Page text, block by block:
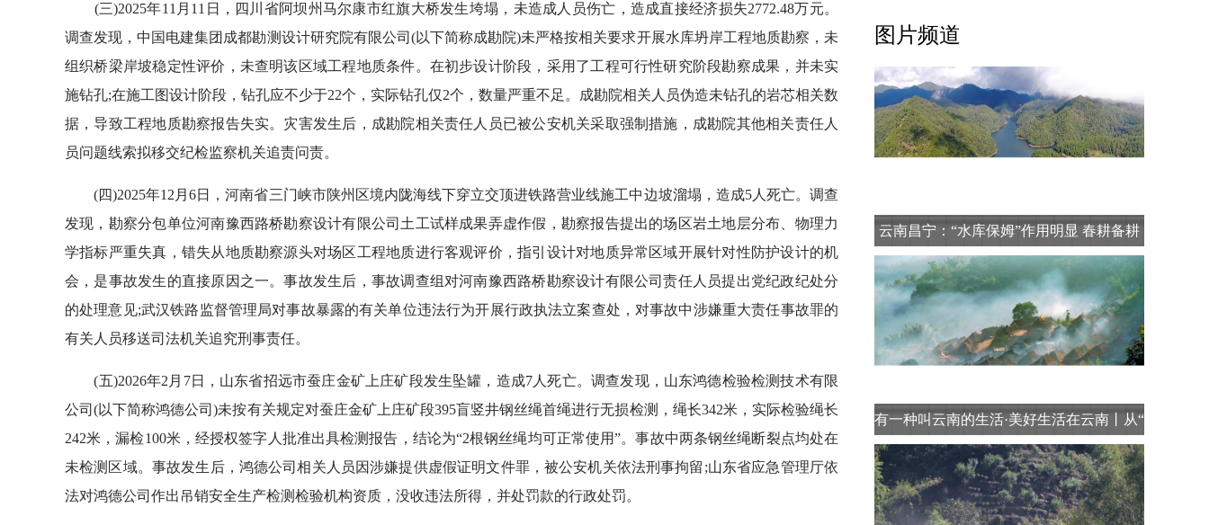
(三)2025年11月11日，四川省阿坝州马尔康市红旗大桥发生垮塌，未造成人员伤亡，造成直接经济损失2772.48万元。
调查发现，中国电建集团成都勘测设计研究院有限公司(以下简称成勘院)未严格按相关要求开展水库坍岸工程地质勘察，未
组织桥梁岸坡稳定性评价，未查明该区域工程地质条件。在初步设计阶段，采用了工程可行性研究阶段勘察成果，并未实
施钻孔;在施工图设计阶段，钻孔应不少于22个，实际钻孔仅2个，数量严重不足。成勘院相关人员伪造未钻孔的岩芯相关数
据，导致工程地质勘察报告失实。灾害发生后，成勘院相关责任人员已被公安机关采取强制措施，成勘院其他相关责任人
员问题线索拟移交纪检监察机关追责问责。
(四)2025年12月6日，河南省三门峡市陕州区境内陇海线下穿立交顶进铁路营业线施工中边坡溜塌，造成5人死亡。调查
发现，勘察分包单位河南豫西路桥勘察设计有限公司土工试样成果弄虚作假，勘察报告提出的场区岩土地层分布、物理力
学指标严重失真，错失从地质勘察源头对场区工程地质进行客观评价，指引设计对地质异常区域开展针对性防护设计的机
会，是事故发生的直接原因之一。事故发生后，事故调查组对河南豫西路桥勘察设计有限公司责任人员提出党纪政纪处分
的处理意见;武汉铁路监督管理局对事故暴露的有关单位违法行为开展行政执法立案查处，对事故中涉嫌重大责任事故罪的
有关人员移送司法机关追究刑事责任。
(五)2026年2月7日，山东省招远市蚕庄金矿上庄矿段发生坠罐，造成7人死亡。调查发现，山东鸿德检验检测技术有限
公司(以下简称鸿德公司)未按有关规定对蚕庄金矿上庄矿段395盲竖井钢丝绳首绳进行无损检测，绳长342米，实际检验绳长
242米，漏检100米，经授权签字人批准出具检测报告，结论为“2根钢丝绳均可正常使用”。事故中两条钢丝绳断裂点均处在
未检测区域。事故发生后，鸿德公司相关人员因涉嫌提供虚假证明文件罪，被公安机关依法刑事拘留;山东省应急管理厅依
法对鸿德公司作出吊销安全生产检测检验机构资质，没收违法所得，并处罚款的行政处罚。
图片频道
云南昌宁：“水库保姆”作用明显 春耕备耕
有
有一种叫云南的生活·美好生活在云南丨从“